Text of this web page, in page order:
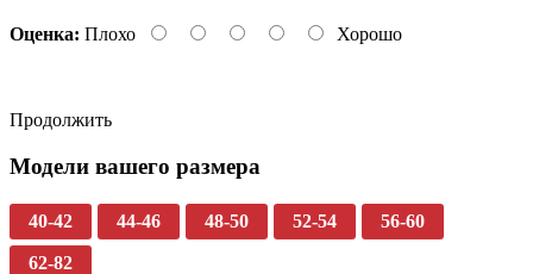
Оценка: Плохо Хорошо
Продолжить
Модели вашего размера
40-42 44-46 48-50 52-54 56-60
62-82